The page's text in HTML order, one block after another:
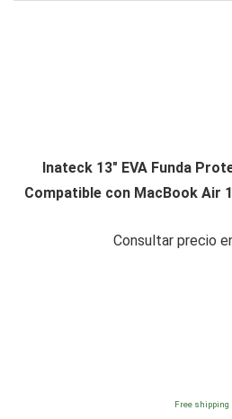
Inateck 13" EVA Funda
Compatible con MacBook Air
Consultar precio
Free shipping